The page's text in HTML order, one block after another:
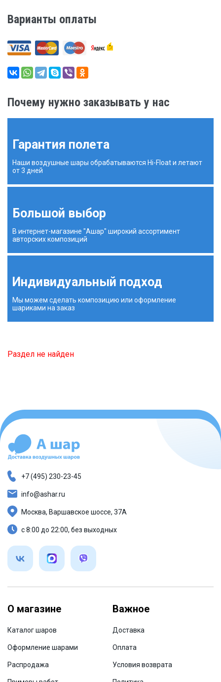
Варианты оплаты
Почему нужно заказывать у нас
Гарантия полета
Наши воздушные шары обрабатываются Hi-Float и летают
от 3 дней
Большой выбор
В интернет-магазине "Ашар" широкий ассортимент
авторских композиций
Индивидуальный подход
Мы можем сделать композицию или оформление
шариками на заказ
Раздел не найден
О магазине
Каталог шаров
Оформление шарами
Распродажа
Важное
Доставка
Оплата
Условия возврата
+7 (495) 230-23-45
info@ashar.ru
Москва, Варшавское шоссе, 37А
с 8:00 до 22:00, без выходных